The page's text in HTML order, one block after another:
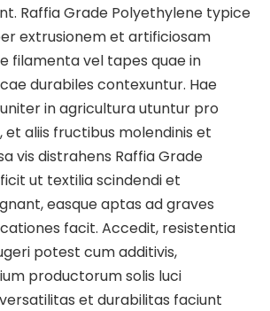
Raffia Grade Polyethylene typice
extrusionem et artificiosam
filamenta vel tapes quae in
durabiles contexuntur. Hae
in agricultura utuntur pro
et aliis fructibus molendinis et
vis distrahens Raffia Grade
ut textilia scindendi et
easque aptas ad graves
facit. Accedit, resistentia
potest cum additivis,
productorum solis luci
et durabilitas faciunt